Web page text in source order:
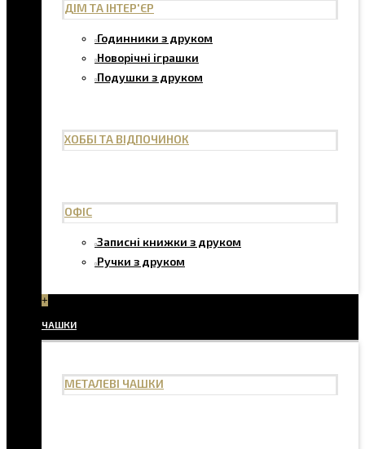
ДІМ ТА ІНТЕР'ЄР
Годинники з друком
Новорічні іграшки
Подушки з друком
ХОББІ ТА ВІДПОЧИНОК
ОФІС
Записні книжки з друком
Ручки з друком
+
ЧАШКИ
МЕТАЛЕВІ ЧАШКИ